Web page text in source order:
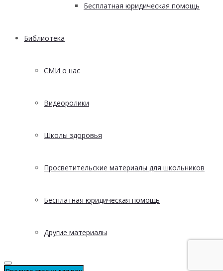
Бесплатная юридическая помощь
Библиотека
СМИ о нас
Видеоролики
Школы здоровья
Просветительские материалы для школьников
Бесплатная юридическая помощь
Другие материалы